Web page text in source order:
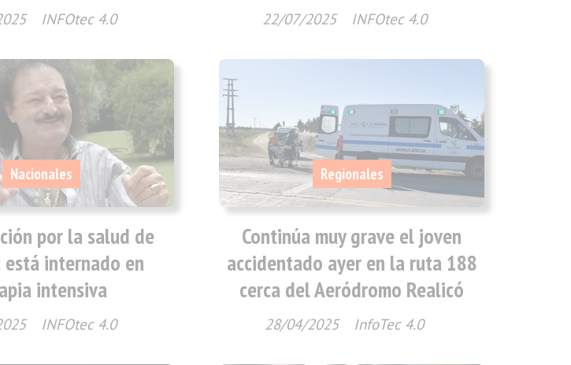
INFOtec 4.0 INFOtec 4.0
22/07/2025
por la salud de
internado en
intensiva
INFOtec 4.0
Nacionales
Continúa muy grave el joven
accidentado ayer en la ruta 188
cerca del Aeródromo Realicó
InfoTec 4.0
Regionales
28/04/2025